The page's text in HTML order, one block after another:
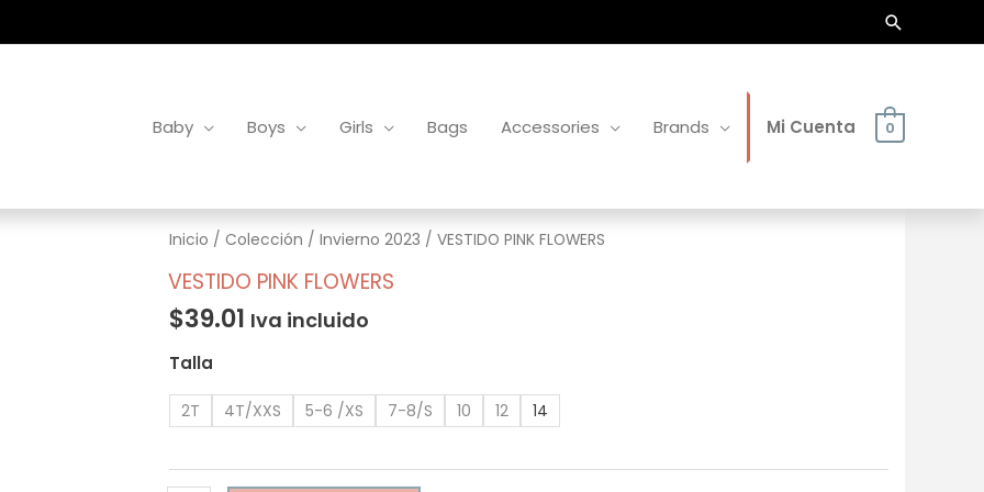
Buscar
Baby Boys Girls Bags Accessories Brands Mi Cuenta 0
Inicio / Colección / Invierno 2023 / VESTIDO PINK FLOWERS
VESTIDO PINK FLOWERS
$39.01 Iva incluido
Talla
2T 4T/XXS 5-6 /XS 7-8/S 10 12 14
VESTIDO
PINK
cantidad